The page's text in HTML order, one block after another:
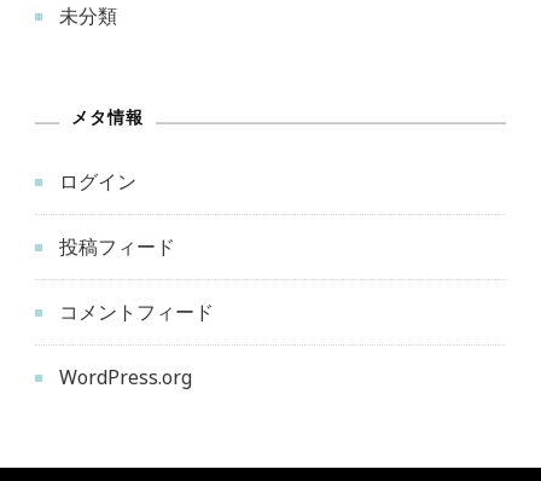
未分類
メタ情報
ログイン
投稿フィード
コメントフィード
WordPress.org